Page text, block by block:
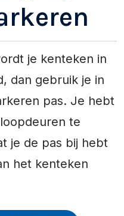
je kenteken in
dan gebruik je in
pas. Je hebt
te
je de pas bij hebt
het kenteken